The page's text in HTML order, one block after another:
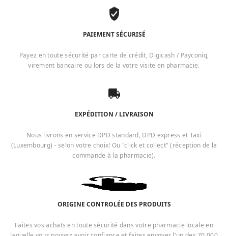
PAIEMENT SÉCURISÉ
Payez en toute sécurité par carte de crédit, Digicash / Payconiq,
virement bancaire ou lors de la votre visite en pharmacie.
EXPÉDITION / LIVRAISON
Nous livrons en service DPD standard, DPD express et Taxi
(Luxembourg) - selon votre choix! Ou "click et collect" (réception de la
commande à la pharmacie).
ORIGINE CONTROLÉE DES PRODUITS
Faites vos achats en toute sécurité dans votre pharmacie locale en